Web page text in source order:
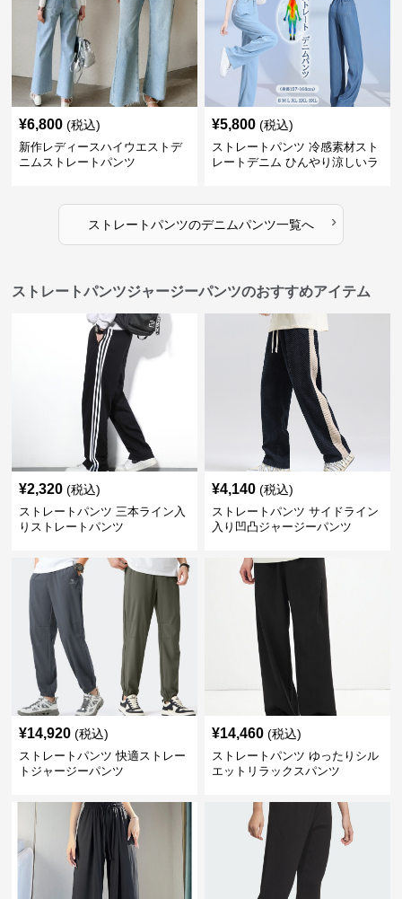
¥6,800 (税込)
新作レディースハイウエストデ
ニムストレートパンツ
¥5,800 (税込)
ストレートパンツ 冷感素材スト
レートデニム ひんやり涼しいラ
ストレートパンツのデニムパンツ一覧へ ›
ストレートパンツジャージーパンツのおすすめアイテム
¥2,320 (税込)
ストレートパンツ 三本ライン入
りストレートパンツ
¥4,140 (税込)
ストレートパンツ サイドライン
入り凹凸ジャージーパンツ
¥14,920 (税込)
ストレートパンツ 快適ストレー
トジャージーパンツ
¥14,460 (税込)
ストレートパンツ ゆったりシル
エットリラックスパンツ